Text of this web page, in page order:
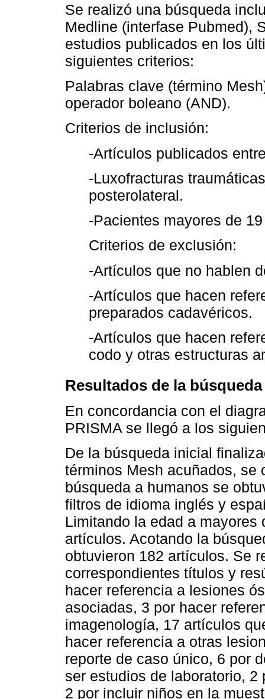
Se realizó una búsqueda
Medline (interfase Pubmed),
estudios publicados en los
siguientes criterios:
Palabras clave (término
operador boleano (AND).
Criterios de inclusión:
-Artículos publicados
-Luxofracturas
posterolateral.
-Pacientes mayores de
Criterios de exclusión:
-Artículos que no hablen
-Artículos que hacen
preparados cadavéricos.
-Artículos que hacen
codo y otras estructuras
Resultados de la búsqueda
En concordancia con el
PRISMA se llegó a los
De la búsqueda inicial
términos Mesh acuñados, se
búsqueda a humanos se
filtros de idioma inglés y
Limitando la edad a
artículos. Acotando la
obtuvieron 182 artículos. Se
correspondientes títulos y
hacer referencia a lesiones
asociadas, 3 por hacer
imagenología, 17 artículos
hacer referencia a otras
reporte de caso único, 6 por
ser estudios de laboratorio,
2 por incluir niños en la